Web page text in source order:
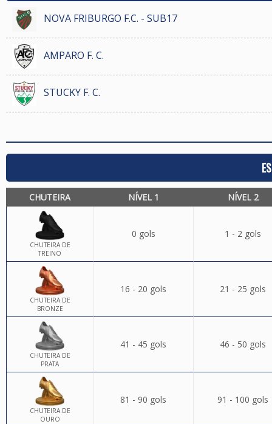
NOVA FRIBURGO F.C. - SUB17
AMPARO F. C.
STUCKY F. C.
CHUTEIRA NÍVEL 1 NÍVEL 2
CHUTEIRA DE
TREINO
0 gols 1 - 2 gols
CHUTEIRA DE
BRONZE
16 - 20 gols 21 - 25 gols
CHUTEIRA DE
PRATA
41 - 45 gols 46 - 50 gols
CHUTEIRA DE
OURO
81 - 90 gols 91 - 100 gols